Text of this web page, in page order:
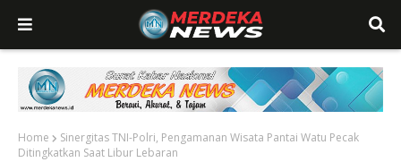
Home
Sinergitas TNI-Polri, Pengamanan Wisata Pantai Watu Pecak
Ditingkatkan Saat Libur Lebaran